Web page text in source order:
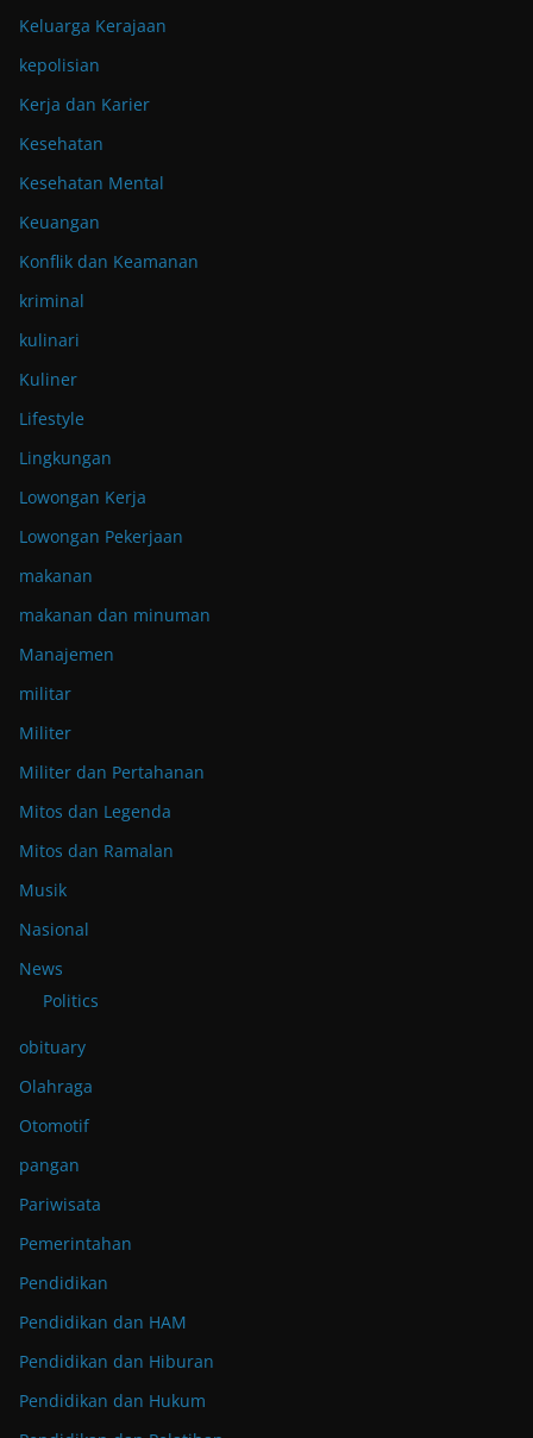
Keluarga Kerajaan
kepolisian
Kerja dan Karier
Kesehatan
Kesehatan Mental
Keuangan
Konflik dan Keamanan
kriminal
kulinari
Kuliner
Lifestyle
Lingkungan
Lowongan Kerja
Lowongan Pekerjaan
makanan
makanan dan minuman
Manajemen
militar
Militer
Militer dan Pertahanan
Mitos dan Legenda
Mitos dan Ramalan
Musik
Nasional
News
Politics
obituary
Olahraga
Otomotif
pangan
Pariwisata
Pemerintahan
Pendidikan
Pendidikan dan HAM
Pendidikan dan Hiburan
Pendidikan dan Hukum